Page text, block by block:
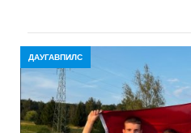
ДАУГАВПИЛС